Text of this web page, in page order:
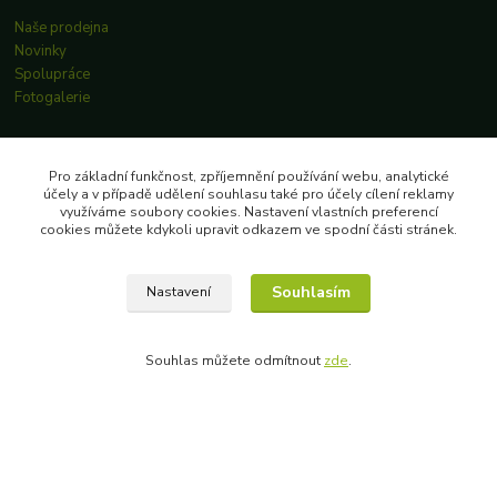
Naše prodejna
Novinky
Spolupráce
Fotogalerie
Pro zákazníky
Jak nakupovat
Pro základní funkčnost, zpříjemnění používání webu, analytické
účely a v případě udělení souhlasu také pro účely cílení reklamy
využíváme soubory cookies. Nastavení vlastních preferencí
cookies můžete kdykoli upravit odkazem ve spodní části stránek.
Nastavení Souhlasím
Souhlas můžete odmítnout zde.